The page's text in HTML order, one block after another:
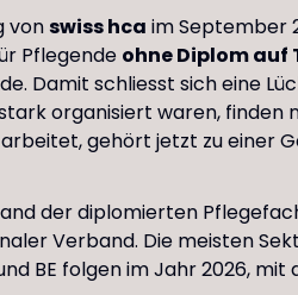
vonswiss hca im September
Pflegende ohne Diplom
Damit schliesst sich eine
organisiert waren, finden
gehört jetzt zu einer
der diplomierten
Verband. Die meisten
BE folgen im Jahr 2026, mit